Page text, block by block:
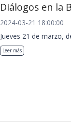
Diálogos en la
2024-03-21 18:00:00
Jueves 21 de marzo,
Leer más